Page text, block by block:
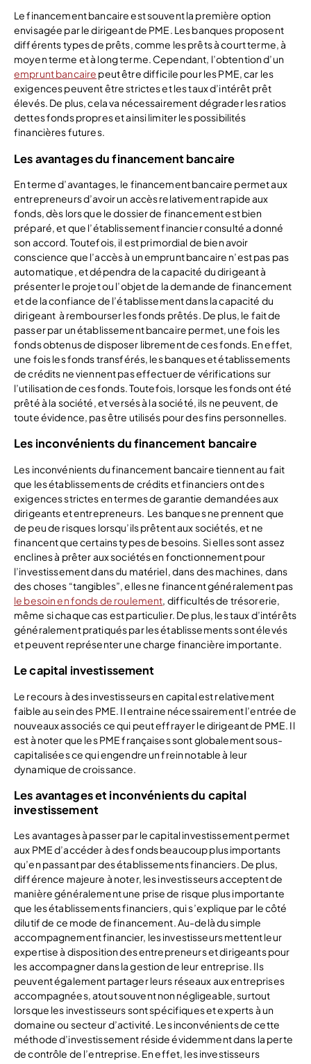
Le financement bancaire est souvent la première option
envisagée par le dirigeant de PME. Les banques proposent
différents types de prêts, comme les prêts à court terme, à
moyen terme et à long terme. Cependant, l’obtention d’un
emprunt bancaire peut être difficile pour les PME, car les
exigences peuvent être strictes et les taux d’intérêt prêt
élevés. De plus, cela va nécessairement dégrader les ratios
dettes fonds propres et ainsi limiter les possibilités
financières futures.
Les avantages du financement bancaire
En terme d’avantages, le financement bancaire permet aux
entrepreneurs d’avoir un accès relativement rapide aux
fonds, dès lors que le dossier de financement est bien
préparé, et que l’établissement financier consulté a donné
son accord. Toutefois, il est primordial de bien avoir
conscience que l’accès à un emprunt bancaire n’est pas pas
automatique, et dépendra de la capacité du dirigeant à
présenter le projet ou l’objet de la demande de financement
et de la confiance de l’établissement dans la capacité du
dirigeant à rembourser les fonds prêtés. De plus, le fait de
passer par un établissement bancaire permet, une fois les
fonds obtenus de disposer librement de ces fonds. En effet,
une fois les fonds transférés, les banques et établissements
de crédits ne viennent pas effectuer de vérifications sur
l’utilisation de ces fonds. Toutefois, lorsque les fonds ont été
prêté à la société, et versés à la société, ils ne peuvent, de
toute évidence, pas être utilisés pour des fins personnelles.
Les inconvénients du financement bancaire
Les inconvénients du financement bancaire tiennent au fait
que les établissements de crédits et financiers ont des
exigences strictes en termes de garantie demandées aux
dirigeants et entrepreneurs. Les banques ne prennent que
de peu de risques lorsqu’ils prêtent aux sociétés, et ne
financent que certains types de besoins. Si elles sont assez
enclines à prêter aux sociétés en fonctionnement pour
l’investissement dans du matériel, dans des machines, dans
des choses “tangibles”, elles ne financent généralement pas
le besoin en fonds de roulement, difficultés de trésorerie,
même si chaque cas est particulier. De plus, les taux d’intérêts
généralement pratiqués par les établissements sont élevés
et peuvent représenter une charge financière importante.
Le capital investissement
Le recours à des investisseurs en capital est relativement
faible au sein des PME. Il entraine nécessairement l’entrée de
nouveaux associés ce qui peut effrayer le dirigeant de PME. Il
est à noter que les PME françaises sont globalement sous-
capitalisées ce qui engendre un frein notable à leur
dynamique de croissance.
Les avantages et inconvénients du capital
investissement
Les avantages à passer par le capital investissement permet
aux PME d’accéder à des fonds beaucoup plus importants
qu’en passant par des établissements financiers. De plus,
différence majeure à noter, les investisseurs acceptent de
manière généralement une prise de risque plus importante
que les établissements financiers, qui s’explique par le côté
dilutif de ce mode de financement. Au-delà du simple
accompagnement financier, les investisseurs mettent leur
expertise à disposition des entrepreneurs et dirigeants pour
les accompagner dans la gestion de leur entreprise. Ils
peuvent également partager leurs réseaux aux entreprises
accompagnées, atout souvent non négligeable, surtout
lorsque les investisseurs sont spécifiques et experts à un
domaine ou secteur d’activité. Les inconvénients de cette
méthode d’investissement réside évidemment dans la perte
de contrôle de l’entreprise. En effet, les investisseurs